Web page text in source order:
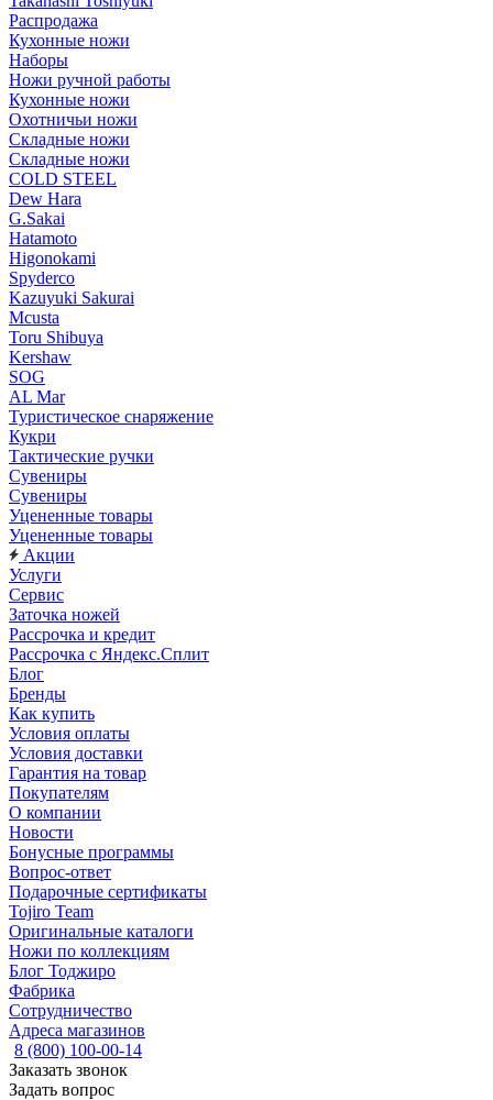
Распродажа
Кухонные ножи
Наборы
Ножи ручной работы
Кухонные ножи
Охотничьи ножи
Складные ножи
Складные ножи
COLD STEEL
Dew Hara
G.Sakai
Hatamoto
Higonokami
Spyderco
Kazuyuki Sakurai
Mcusta
Toru Shibuya
Kershaw
SOG
AL Mar
Туристическое снаряжение
Кукри
Тактические ручки
Сувениры
Сувениры
Уцененные товары
Уцененные товары
Акции
Услуги
Сервис
Заточка ножей
Рассрочка и кредит
Рассрочка с Яндекс.Сплит
Блог
Бренды
Как купить
Условия оплаты
Условия доставки
Гарантия на товар
Покупателям
О компании
Новости
Бонусные программы
Вопрос-ответ
Подарочные сертификаты
Tojiro Team
Оригинальные каталоги
Ножи по коллекциям
Блог Тоджиро
Фабрика
Сотрудничество
Адреса магазинов
8 (800) 100-00-14
Заказать звонок
Задать вопрос